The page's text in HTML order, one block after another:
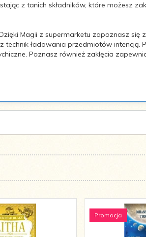
z tanich składników, które możesz
Magii z supermarketu zapoznasz się
ładowania przedmiotów intencją.
Poznasz również zaklęcia
Promocja